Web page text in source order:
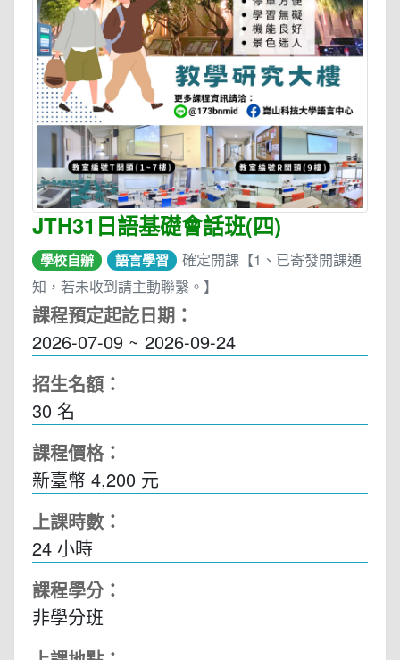
JTH31日語基礎會話班(四)
學校自辦 語言學習
確定開課【1、已寄發開課通
知，若未收到請主動聯繫。】
課程預定起訖日期：
2026-07-09 ~ 2026-09-24
招生名額：
30 名
課程價格：
新臺幣 4,200 元
上課時數：
24 小時
課程學分：
非學分班